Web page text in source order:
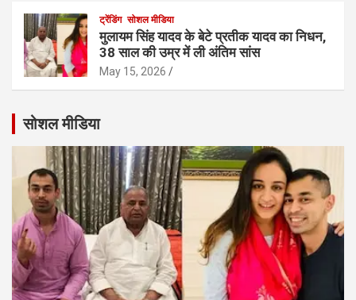
ट्रेंडिंग सोशल मीडिया
मुलायम सिंह यादव के बेटे प्रतीक यादव का निधन,
38 साल की उम्र में ली अंतिम सांस
May 15, 2026
सोशल मीडिया